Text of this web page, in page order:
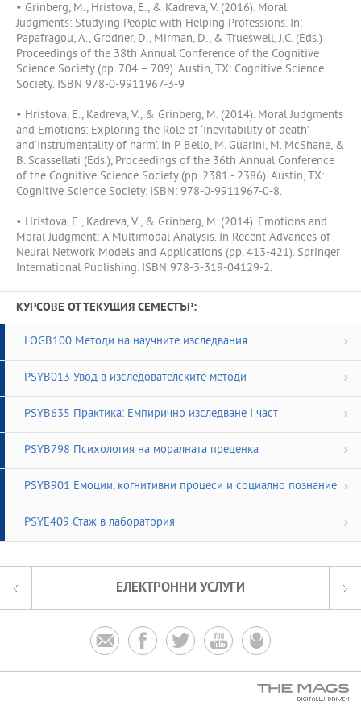
• Grinberg, M., Hristova, E., & Kadreva, V. (2016). Moral
Judgments: Studying People with Helping Professions. In:
Papafragou, A., Grodner, D., Mirman, D., & Trueswell, J.C. (Eds.)
Proceedings of the 38th Annual Conference of the Cognitive
Science Society (pp. 704 – 709). Austin, TX: Cognitive Science
Society. ISBN 978-0-9911967-3-9
• Hristova, E., Kadreva, V., & Grinberg, M. (2014). Moral Judgments
and Emotions: Exploring the Role of ‘Inevitability of death’
and‘Instrumentality of harm’. In P. Bello, M. Guarini, M. McShane, &
B. Scassellati (Eds.), Proceedings of the 36th Annual Conference
of the Cognitive Science Society (pp. 2381 - 2386). Austin, TX:
Cognitive Science Society. ISBN: 978-0-9911967-0-8.
• Hristova, E., Kadreva, V., & Grinberg, M. (2014). Emotions and
Moral Judgment: A Multimodal Analysis. In Recent Advances of
Neural Network Models and Applications (pp. 413-421). Springer
International Publishing. ISBN 978-3-319-04129-2.
КУРСОВЕ ОТ ТЕКУЩИЯ СЕМЕСТЪР:
LOGB100 Методи на научните изследвания
PSYB013 Увод в изследователските методи
PSYB635 Практика: Емпирично изследване І част
PSYB798 Психология на моралната преценка
PSYB901 Емоции, когнитивни процеси и социално познание
PSYE409 Стаж в лаборатория
ЕЛЕКТРОННИ УСЛУГИ
    